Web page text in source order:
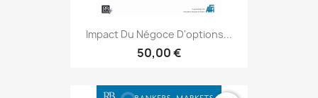
Impact Du Négoce D'options...
50,00 €